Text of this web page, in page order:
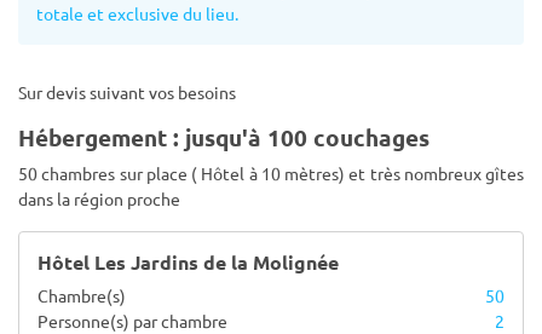
totale et exclusive du lieu.
Sur devis suivant vos besoins
Hébergement : jusqu'à 100 couchages
50 chambres sur place ( Hôtel à 10 mètres) et très nombreux gîtes
dans la région proche
Hôtel Les Jardins de la Molignée
Chambre(s)
50
Personne(s) par chambre
2